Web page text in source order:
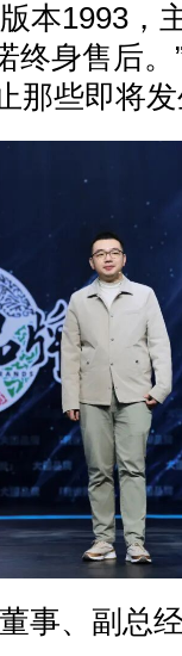
本1993，
终身售后
那些即将
事、副总